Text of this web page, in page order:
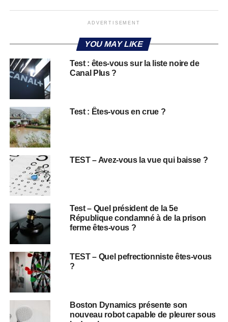
ADVERTISEMENT
YOU MAY LIKE
Test : êtes-vous sur la liste noire de
Canal Plus ?
Test : Êtes-vous en crue ?
TEST – Avez-vous la vue qui baisse ?
Test – Quel président de la 5e
République condamné à de la prison
ferme êtes-vous ?
TEST – Quel pefrectionniste êtes-vous
?
Boston Dynamics présente son
nouveau robot capable de pleurer sous